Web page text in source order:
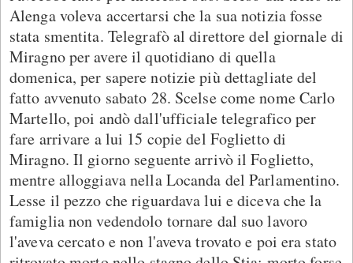
Alenga voleva accertarsi che la sua notizia fosse
stata smentita. Telegrafò al direttore del giornale di
Miragno per avere il quotidiano di quella
domenica, per sapere notizie più dettagliate del
fatto avvenuto sabato 28. Scelse come nome Carlo
Martello, poi andò dall'ufficiale telegrafico per
fare arrivare a lui 15 copie del Foglietto di
Miragno. Il giorno seguente arrivò il Foglietto,
mentre alloggiava nella Locanda del Parlamentino.
Lesse il pezzo che riguardava lui e diceva che la
famiglia non vedendolo tornare dal suo lavoro
l'aveva cercato e non l'aveva trovato e poi era stato